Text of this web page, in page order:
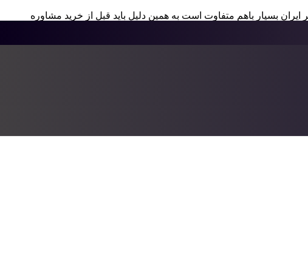
ایران بسیار باهم متفاوت است به همین دلیل باید قبل از خرید مشاوره
به دلیل تابش بالای خورشید این دریچه ها مقاومت خود را از دست
سنتر دریچه هایی وجود دارد که حتی در برابر آتش مستقیم مقاومت دارند.